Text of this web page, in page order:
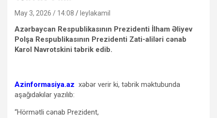
May 3, 2026 / 14:08 leylakamil
Azərbaycan Respublikasının Prezidenti İlham Əliyev
Polşa Respublikasının Prezidenti Zati-aliləri cənab
Karol Navrotskini təbrik edib.
Azinformasiya.az xəbər verir ki, təbrik məktubunda
aşağıdakılar yazılıb:
“Hörmətli cənab Prezident,